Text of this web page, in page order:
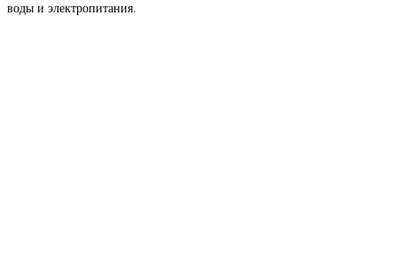
воды и электропитания.